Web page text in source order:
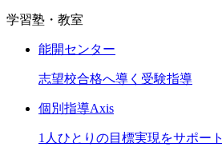
学習塾・教室
能開センター
志望校合格へ導く受験指導
個別指導Axis
1人ひとりの目標実現をサポート